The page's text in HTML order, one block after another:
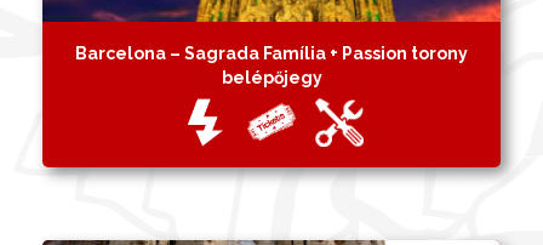
Barcelona – Sagrada Família + Passion torony
belépőjegy